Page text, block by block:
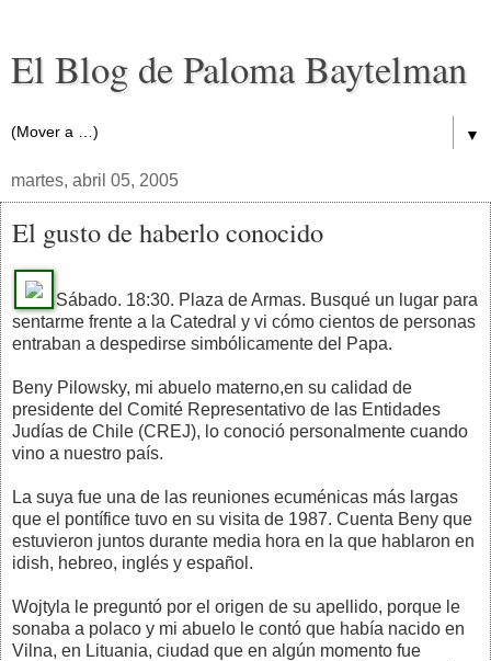
El Blog de Paloma Baytelman
▼
martes, abril 05, 2005
El gusto de haberlo conocido
Sábado. 18:30. Plaza de Armas. Busqué un lugar para
sentarme frente a la Catedral y vi cómo cientos de personas
entraban a despedirse simbólicamente del Papa.
Beny Pilowsky, mi abuelo materno,en su calidad de
presidente del Comité Representativo de las Entidades
Judías de Chile (CREJ), lo conoció personalmente cuando
vino a nuestro país.
La suya fue una de las reuniones ecuménicas más largas
que el pontífice tuvo en su visita de 1987. Cuenta Beny que
estuvieron juntos durante media hora en la que hablaron en
idish, hebreo, inglés y español.
Wojtyla le preguntó por el origen de su apellido, porque le
sonaba a polaco y mi abuelo le contó que había nacido en
Vilna, en Lituania, ciudad que en algún momento fue